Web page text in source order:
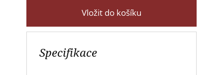
Vložit do košíku
Specifikace